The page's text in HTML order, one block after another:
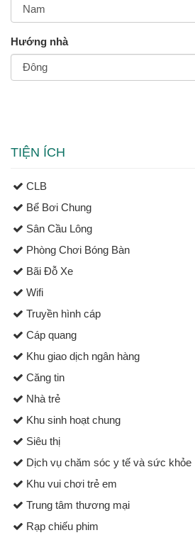
Hướng nhà
TIỆN ÍCH
CLB
Bể Bơi Chung
Sân Cầu Lông
Phòng Chơi Bóng Bàn
Bãi Đỗ Xe
Wifi
Truyền hình cáp
Cáp quang
Khu giao dịch ngân hàng
Căng tin
Nhà trẻ
Khu sinh hoạt chung
Siêu thị
Dịch vụ chăm sóc y tế và sức khỏe
Khu vui chơi trẻ em
Trung tâm thương mại
Rạp chiếu phim